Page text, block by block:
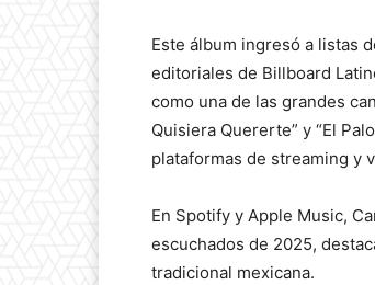
Este álbum ingresó a listas
editoriales de Billboard
como una de las grandes
Quisiera Quererte” y “El
plataformas de streaming y
En Spotify y Apple Music,
escuchados de 2025,
tradicional mexicana.